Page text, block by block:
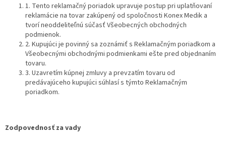
1. Tento reklamačný poriadok upravuje postup pri uplatňovaní
reklamácie na tovar zakúpený od spoločnosti Konex Medik a
tvorí neoddeliteľnú súčasť Všeobecných obchodných
podmienok.
2. Kupujúci je povinný sa zoznámiť s Reklamačným poriadkom a
Všeobecnými obchodnými podmienkami ešte pred objednaním
tovaru.
3. Uzavretím kúpnej zmluvy a prevzatím tovaru od
predávajúceho kupujúci súhlasí s týmto Reklamačným
poriadkom.
Zodpovednosť za vady